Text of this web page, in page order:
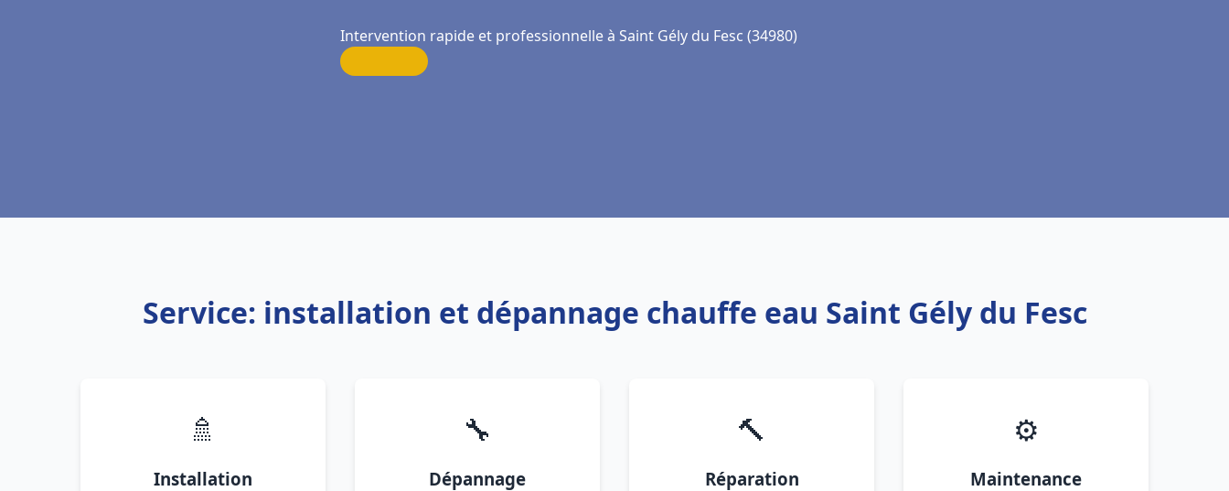
Intervention rapide et professionnelle à Saint Gély du Fesc (34980)
Service: installation et dépannage chauffe eau Saint Gély du Fesc
🚿
Installation
🔧
Dépannage
🔨
Réparation
⚙️
Maintenance